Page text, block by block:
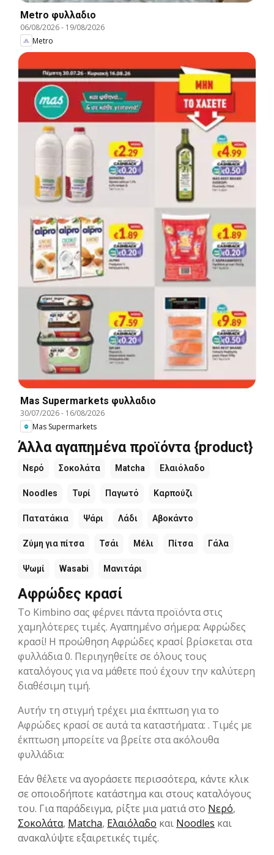
Metro φυλλαδιο
06/08/2026- 19/08/2026
Metro
Mas Supermarkets φυλλαδιο
30/07/2026- 16/08/2026
Mas Supermarkets
Άλλα αγαπημένα προϊόντα {product}
Νερό Σοκολάτα Matcha Ελαιόλαδο
Noodles Τυρί Παγωτό Καρπούζι
Πατατάκια Ψάρι Λάδι Αβοκάντο
Ζύμη για πίτσα Τσάι Μέλι Πίτσα Γάλα
Ψωμί Wasabi Μανιτάρι
Αφρώδες κρασί
Το Kimbino σας φέρνει πάντα προϊόντα στις
χαμηλότερες τιμές. Αγαπημένο σήμερα: Αφρώδες
κρασί! Η προώθηση Αφρώδες κρασί βρίσκεται στα
φυλλάδια 0. Περιηγηθείτε σε όλους τους
καταλόγους για να μάθετε πού έχουν την καλύτερη
διαθέσιμη τιμή.
Αυτήν τη στιγμή τρέχει μια έκπτωση για το
Αφρώδες κρασί σε αυτά τα καταστήματα: . Τιμές με
έκπτωση μπορείτε να βρείτε στα ακόλουθα
φυλλάδια:
Εάν θέλετε να αγοράσετε περισσότερα, κάντε κλικ
σε οποιοδήποτε κατάστημα και στους καταλόγους
του. Για παράδειγμα, ρίξτε μια ματιά στο Νερό,
Σοκολάτα, Matcha, Ελαιόλαδο και Noodles και
ανακαλύψτε εξαιρετικές τιμές.